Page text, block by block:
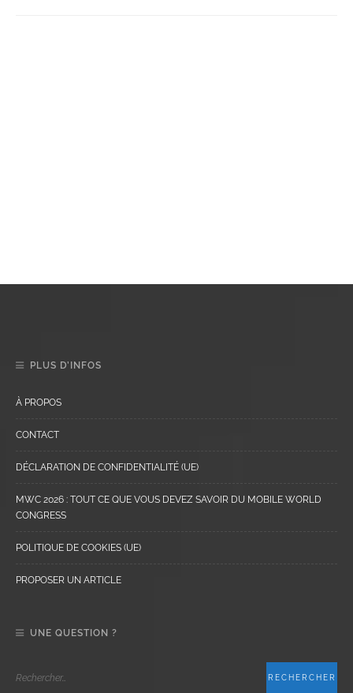
PLUS D’INFOS
À PROPOS
CONTACT
DÉCLARATION DE CONFIDENTIALITÉ (UE)
MWC 2026 : TOUT CE QUE VOUS DEVEZ SAVOIR DU MOBILE WORLD
CONGRESS
POLITIQUE DE COOKIES (UE)
PROPOSER UN ARTICLE
UNE QUESTION ?